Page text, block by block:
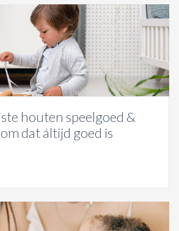
houten speelgoed &
dat áltijd goed is